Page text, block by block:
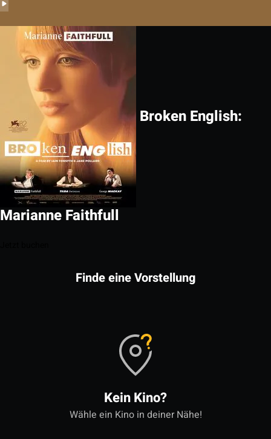
Broken English:
Marianne Faithfull
Finde eine Vorstellung
Kein Kino?
Wähle ein Kino in deiner Nähe!